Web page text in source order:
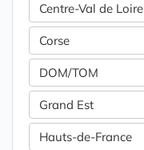
Centre-Val de Loire
Corse
DOM/TOM
Grand Est
Hauts-de-France